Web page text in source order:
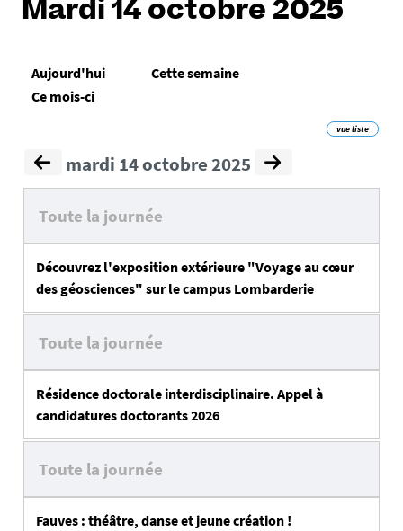
Mardi 14 octobre 2025
Aujourd'hui
Cette semaine
Ce mois-ci
vue liste
mardi 14 octobre 2025
Toute la journée
Découvrez l'exposition extérieure "Voyage au cœur
des géosciences" sur le campus Lombarderie
Toute la journée
Résidence doctorale interdisciplinaire. Appel à
candidatures doctorants 2026
Toute la journée
Fauves : théâtre, danse et jeune création !